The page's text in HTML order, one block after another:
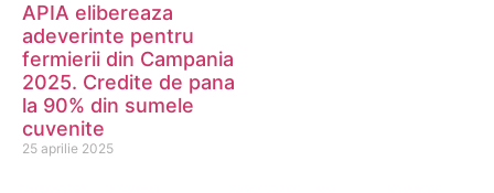
APIA elibereaza
adeverinte pentru
fermierii din Campania
2025. Credite de pana
la 90% din sumele
cuvenite
25 aprilie 2025